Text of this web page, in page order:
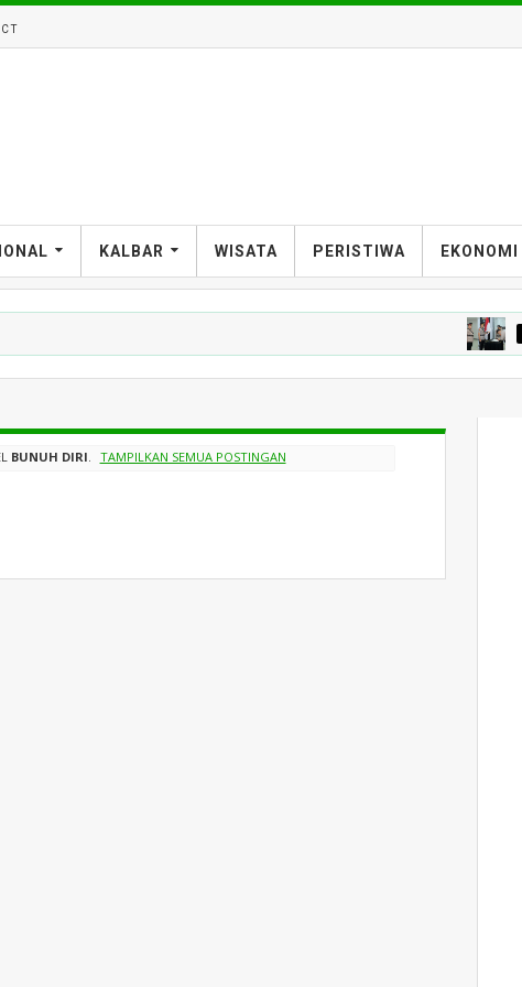
KALBAR WISATA PERISTIWA EKONOMI
POLDA
BUNUH DIRI. TAMPILKAN SEMUA POSTINGAN